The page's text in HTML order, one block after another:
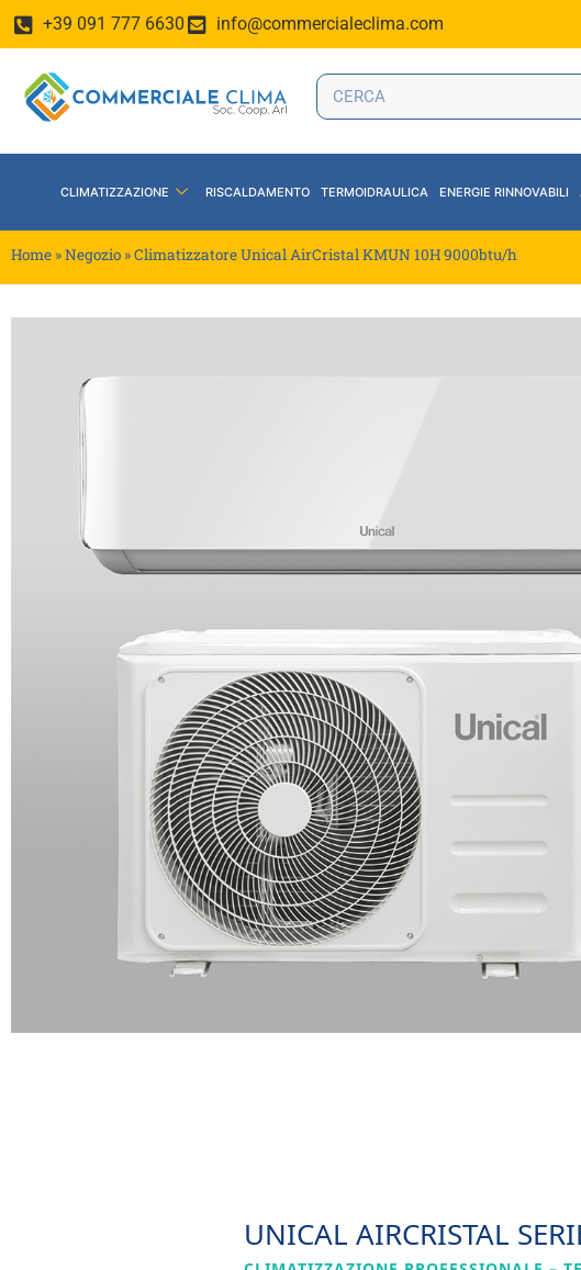
+39 091 777 6630 info@commercialeclima.com
CLIMATIZZAZIONE RISCALDAMENTO TERMOIDRAULICA ENERGIE RINNOVABILI
Home »Negozio »Climatizzatore Unical AirCristal KMUN 10H 9000btu/h
UNICAL AIRCRISTAL